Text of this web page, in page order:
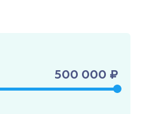
500 000 ₽